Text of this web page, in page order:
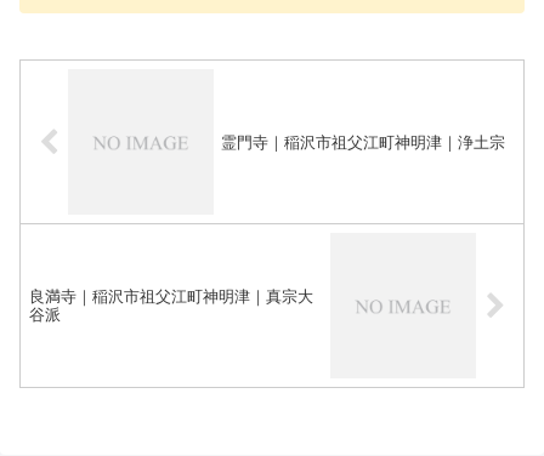
霊門寺｜稲沢市祖父江町神明津｜浄土宗
良満寺｜稲沢市祖父江町神明津｜真宗大
谷派